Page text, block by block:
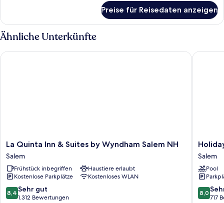
anzeigen
2 Queen-
Betten
(Mobility
Roll-
Preise für Reisedaten anzeigen
Ähnliche Unterkünfte
La
Quinta
Inn
&
Suites
by
Wyndham
La Quinta Inn & Suites by Wyndham Salem NH
Salem
Frühstück inbegriffen
Haustiere erlaubt
Kostenlose Parkplätze
Kostenloses WLAN
8.4
von
8,4 Sehr gut
1.312 Bewertungen
La Quinta Inn & Suites by Wyndham Salem NH
Holiday
Inn
Salem
-
I-
93
at
Salem
Pool
8.0
von
8,0
717
Holiday